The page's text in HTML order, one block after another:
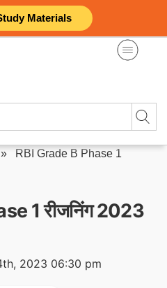
Materials
RBI Grade B Phase 1
1 रीजनिंग 2023
2023 06:30 pm